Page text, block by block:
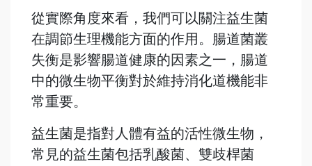
從實際角度來看，我們可以關注益生菌
在調節生理機能方面的作用。腸道菌叢
失衡是影響腸道健康的因素之一，腸道
中的微生物平衡對於維持消化道機能非
常重要。
益生菌是指對人體有益的活性微生物，
常見的益生菌包括乳酸菌、雙歧桿菌